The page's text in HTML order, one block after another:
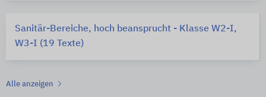
Sanitär-Bereiche, hoch beansprucht - Klasse W2-I,
W3-I (19 Texte)
Alle anzeigen